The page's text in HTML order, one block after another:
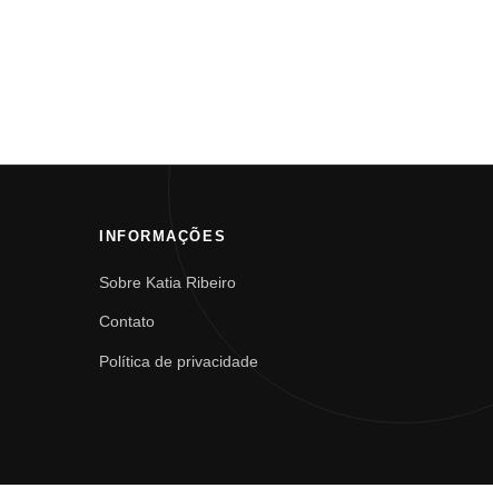
INFORMAÇÕES
Sobre Katia Ribeiro
Contato
Política de privacidade